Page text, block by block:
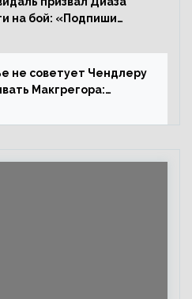
на бой: «Подпиши
не советует Чендлеру
Макгрегора:
бою, а Конор умеет